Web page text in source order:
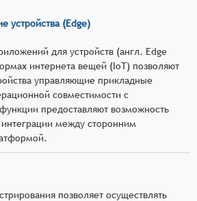
устройства (Edge)
для устройств (англ. Edge
интернета вещей (IoT) позволяют
управляющие прикладные
совместимости с
предоставляют возможность
между сторонним
позволяет осуществлять